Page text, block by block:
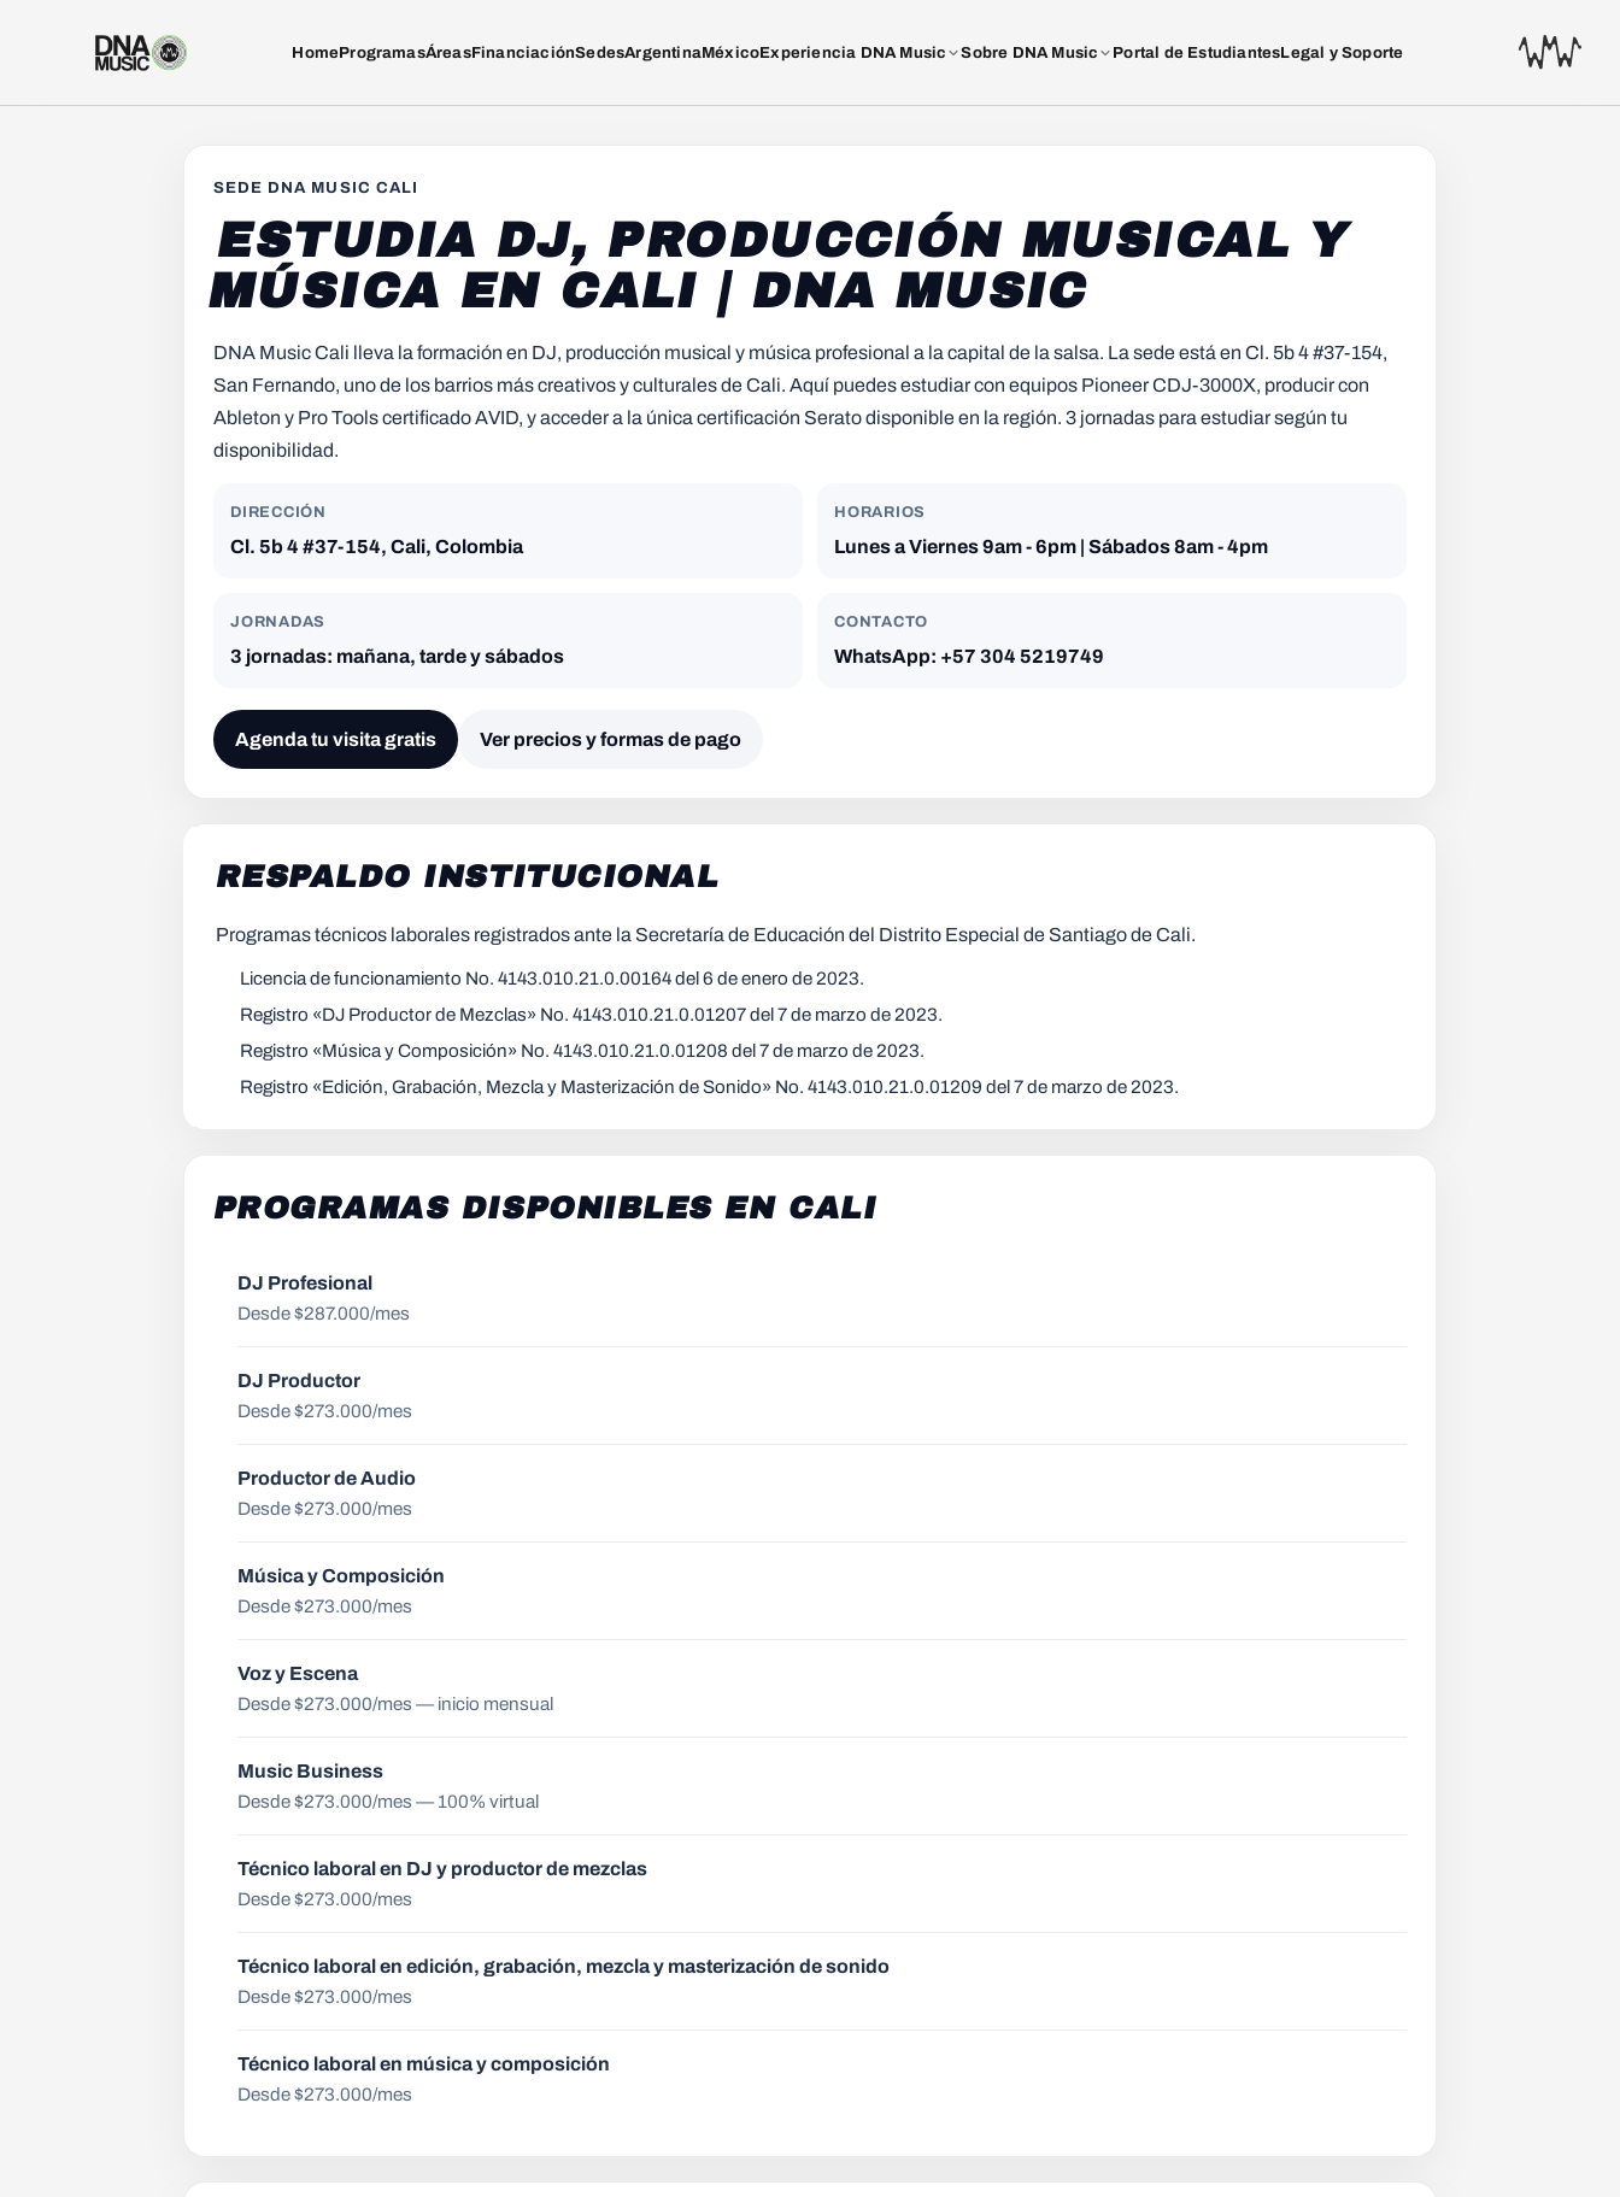
SEDE DNA MUSIC CALI
ESTUDIA DJ, PRODUCCIÓN MUSICAL Y
MÚSICA EN CALI | DNA MUSIC
DNA Music Cali lleva la formación en DJ, producción musical y música profesional a la capital de la salsa. La sede está en Cl. 5b 4 #37-154,
San Fernando, uno de los barrios más creativos y culturales de Cali. Aquí puedes estudiar con equipos Pioneer CDJ-3000X, producir con
Ableton y Pro Tools certificado AVID, y acceder a la única certificación Serato disponible en la región. 3 jornadas para estudiar según tu
disponibilidad.
DIRECCIÓN
Cl. 5b 4 #37-154, Cali, Colombia
HORARIOS
Lunes a Viernes 9am - 6pm | Sábados 8am - 4pm
JORNADAS
3 jornadas: mañana, tarde y sábados
CONTACTO
WhatsApp: +57 304 5219749
Agenda tu visita gratis Ver precios y formas de pago
RESPALDO INSTITUCIONAL
Programas técnicos laborales registrados ante la Secretaría de Educación del Distrito Especial de Santiago de Cali.
Licencia de funcionamiento No. 4143.010.21.0.00164 del 6 de enero de 2023.
Registro «DJ Productor de Mezclas» No. 4143.010.21.0.01207 del 7 de marzo de 2023.
Registro «Música y Composición» No. 4143.010.21.0.01208 del 7 de marzo de 2023.
Registro «Edición, Grabación, Mezcla y Masterización de Sonido» No. 4143.010.21.0.01209 del 7 de marzo de 2023.
PROGRAMAS DISPONIBLES ENCALI
DJ Profesional
Desde $287.000/mes
DJ Productor
Desde $273.000/mes
Productor de Audio
Desde $273.000/mes
Música y Composición
Desde $273.000/mes
Voz y Escena
Desde $273.000/mes — inicio mensual
Music Business
Desde $273.000/mes — 100% virtual
Técnico laboral en DJ y productor de mezclas
Desde $273.000/mes
Técnico laboral en edición, grabación, mezcla y masterización de sonido
Desde $273.000/mes
Técnico laboral en música y composición
Desde $273.000/mes
HomeProgramasÁreasFinanciaciónSedesArgentinaMéxicoExperiencia DNA Music Sobre DNA Music Portal de EstudiantesLegal y Soporte